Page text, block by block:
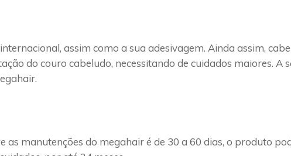
assim como a sua adesivagem. Ainda assim,
do couro cabeludo, necessitando de cuidados maiores. A
as manutenções do megahair é de 30 a 60 dias, o produto